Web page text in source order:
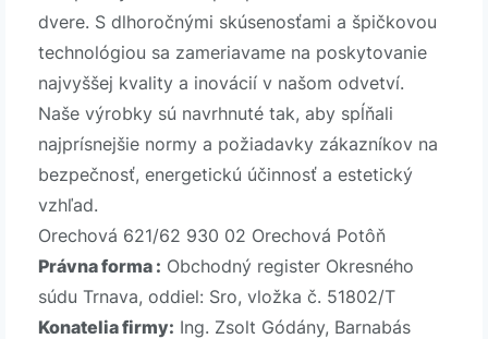
dvere. S dlhoročnými skúsenosťami a špičkovou
technológiou sa zameriavame na poskytovanie
najvyššej kvality a inovácií v našom odvetví.
Naše výrobky sú navrhnuté tak, aby spĺňali
najprísnejšie normy a požiadavky zákazníkov na
bezpečnosť, energetickú účinnosť a estetický
vzhľad.
Orechová 621/62 930 02 Orechová Potôň
Právna forma : Obchodný register Okresného
súdu Trnava, oddiel: Sro, vložka č. 51802/T
Konatelia firmy: Ing. Zsolt Gódány, Barnabás